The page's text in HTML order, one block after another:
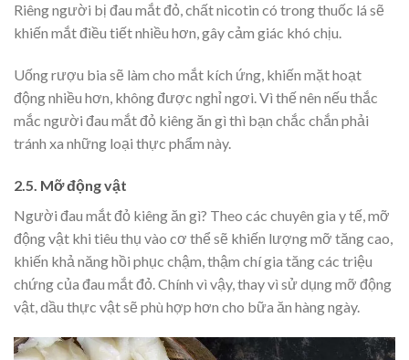
Riêng người bị đau mắt đỏ, chất nicotin có trong thuốc lá sẽ
khiến mắt điều tiết nhiều hơn, gây cảm giác khó chịu.
Uống rượu bia sẽ làm cho mắt kích ứng, khiến mặt hoạt
động nhiều hơn, không được nghỉ ngơi. Vì thế nên nếu thắc
mắc người đau mắt đỏ kiêng ăn gì thì bạn chắc chắn phải
tránh xa những loại thực phẩm này.
2.5. Mỡ động vật
Người đau mắt đỏ kiêng ăn gì? Theo các chuyên gia y tế, mỡ
động vật khi tiêu thụ vào cơ thể sẽ khiến lượng mỡ tăng cao,
khiến khả năng hồi phục chậm, thậm chí gia tăng các triệu
chứng của đau mắt đỏ. Chính vì vậy, thay vì sử dụng mỡ động
vật, dầu thực vật sẽ phù hợp hơn cho bữa ăn hàng ngày.